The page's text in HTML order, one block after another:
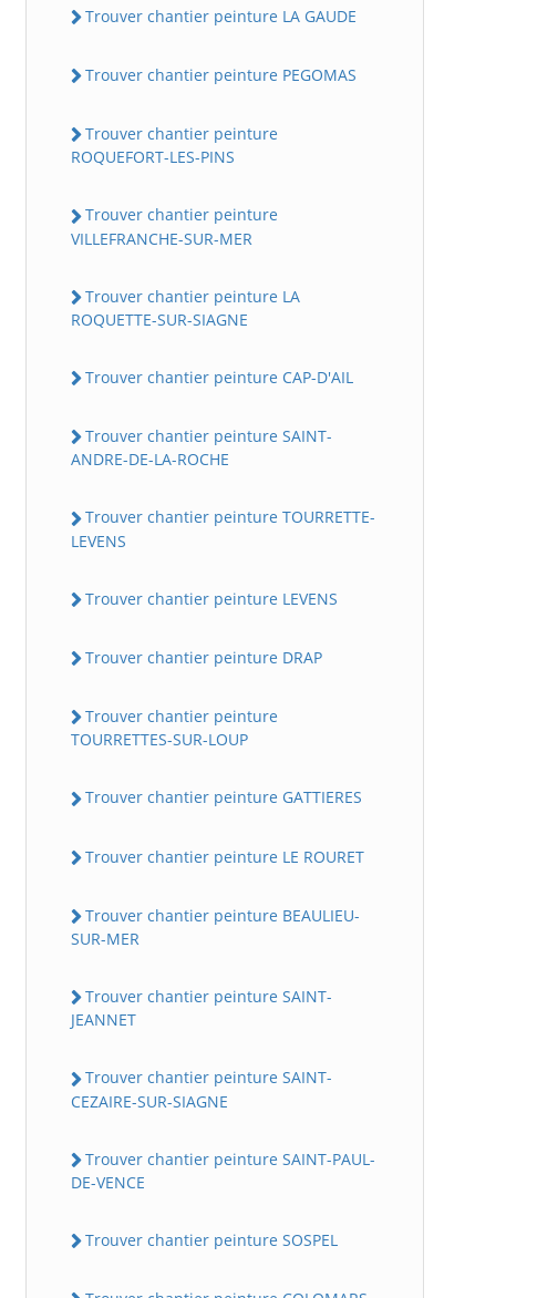
Trouver chantier peinture LA GAUDE
Trouver chantier peinture PEGOMAS
Trouver chantier peinture
ROQUEFORT-LES-PINS
Trouver chantier peinture
VILLEFRANCHE-SUR-MER
Trouver chantier peinture LA
ROQUETTE-SUR-SIAGNE
Trouver chantier peinture CAP-D'AIL
Trouver chantier peinture SAINT-
ANDRE-DE-LA-ROCHE
Trouver chantier peinture TOURRETTE-
LEVENS
Trouver chantier peinture LEVENS
Trouver chantier peinture DRAP
Trouver chantier peinture
TOURRETTES-SUR-LOUP
Trouver chantier peinture GATTIERES
Trouver chantier peinture LE ROURET
Trouver chantier peinture BEAULIEU-
SUR-MER
Trouver chantier peinture SAINT-
JEANNET
Trouver chantier peinture SAINT-
CEZAIRE-SUR-SIAGNE
Trouver chantier peinture SAINT-PAUL-
DE-VENCE
Trouver chantier peinture SOSPEL